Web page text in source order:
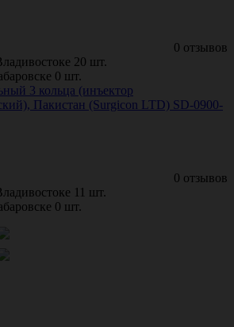
0 отзывов
20 шт.
0 шт.
3 кольца (инъектор
Пакистан (Surgicon LTD) SD-0900-
0 отзывов
11 шт.
0 шт.